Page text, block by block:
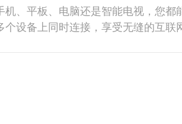
、平板、电脑还是智能电视，您都
设备上同时连接，享受无缝的互联